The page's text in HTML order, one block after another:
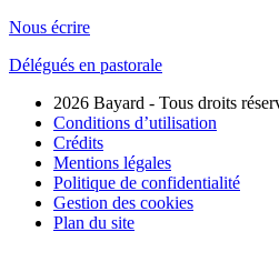
Nous écrire
Délégués en pastorale
2026 Bayard - Tous droits
Conditions d’utilisation
Crédits
Mentions légales
Politique de confidentialité
Gestion des cookies
Plan du site